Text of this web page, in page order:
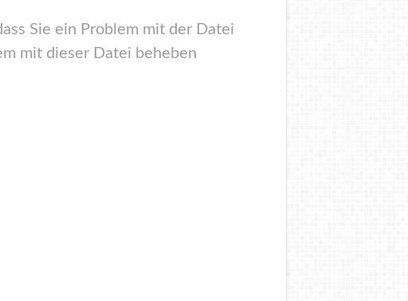
Sie ein Problem mit der Datei
mit dieser Datei beheben